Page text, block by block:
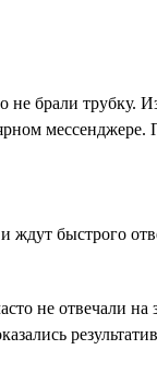
брали трубку.
быстрого
не отвечали